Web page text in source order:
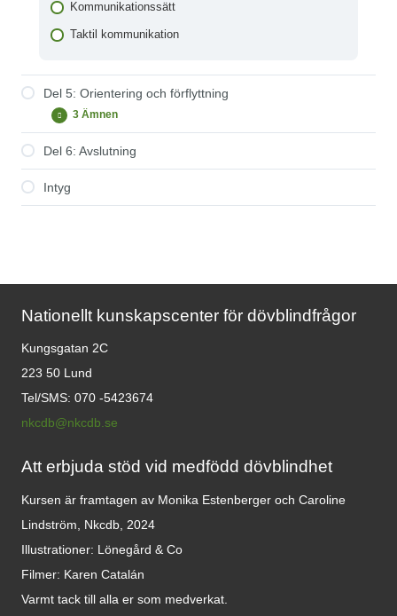
Kommunikationssätt
Taktil kommunikation
Del 5: Orientering och förflyttning
Expandera
Del
5:
Orientering
förflyttning
3 Ämnen
Prova på!
Fallbeskrivningar
Del 6: Avslutning
Intyg
Nationellt kunskapscenter för dövblindfrågor
Kungsgatan 2C
223 50 Lund
Tel/SMS: 070 -5423674
nkcdb@nkcdb.se
Att erbjuda stöd vid medfödd dövblindhet
Kursen är framtagen av Monika Estenberger och Caroline
Lindström, Nkcdb, 2024
Illustrationer: Lönegård & Co
Filmer: Karen Catalán
Varmt tack till alla er som medverkat.